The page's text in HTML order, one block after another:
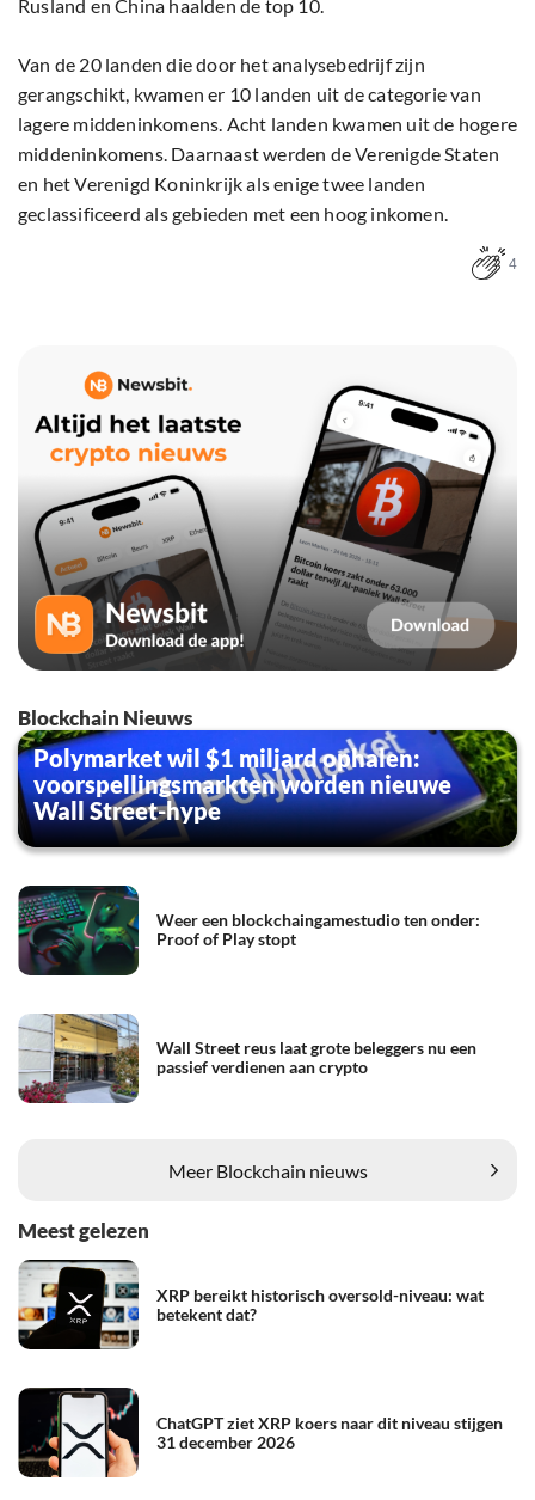
Rusland en China haalden de top 10.
Van de 20 landen die door het analysebedrijf zijn
gerangschikt, kwamen er 10 landen uit de categorie van
lagere middeninkomens. Acht landen kwamen uit de hogere
middeninkomens. Daarnaast werden de Verenigde Staten
en het Verenigd Koninkrijk als enige twee landen
geclassificeerd als gebieden met een hoog inkomen.
4
Blockchain Nieuws
Polymarket wil $1 miljard ophalen:
voorspellingsmarkten worden nieuwe
Wall Street-hype
Weer een blockchaingamestudio ten onder:
Proof of Play stopt
Wall Street reus laat grote beleggers nu een
passief verdienen aan crypto
Meer Blockchain nieuws
Meest gelezen
XRP bereikt historisch oversold-niveau: wat
betekent dat?
ChatGPT ziet XRP koers naar dit niveau stijgen
31 december 2026